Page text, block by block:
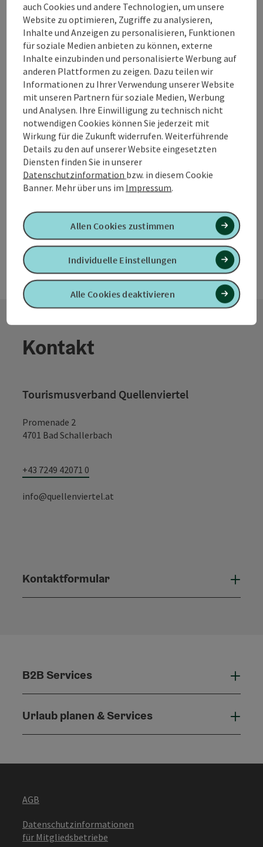
Studio W
Bei Studio W handelt es sich um ein Sportstudio in dem
betreute Trainingseinheiten in der Gruppe stattfinden.
Functional Training, Yoga, Zirkeltraining, Rückentraining,
Beweglichkeit-Kraft-Stabilität sowie Fit im Alter für die
Generation 60+ werden angeboten. Außerhalb der Gruppe
ist auch Personal Training nach Vereinbarung möglich.
Weng im Innkreis
Öffnungszeiten
Seite zurück 1 … 22
Kontakt
Tourismusverband Quellenviertel
Promenade 2
4701 Bad Schallerbach
+43 7249 42071 0
info@quellenviertel.at
Kontaktformular
B2B Services
Urlaub planen & Services
AGB
Datenschutzinformationen
für Mitgliedsbetriebe
auch Cookies und andere Technologien, um unsere
Website zu optimieren, Zugriffe zu analysieren,
Inhalte und Anzeigen zu personalisieren, Funktionen
für soziale Medien anbieten zu können, externe
Inhalte einzubinden und personalisierte Werbung auf
anderen Plattformen zu zeigen. Dazu teilen wir
Informationen zu Ihrer Verwendung unserer Website
mit unseren Partnern für soziale Medien, Werbung
und Analysen. Ihre Einwilligung zu technisch nicht
notwendigen Cookies können Sie jederzeit mit
Wirkung für die Zukunft widerrufen. Weiterführende
Details zu den auf unserer Website eingesetzten
Diensten finden Sie in unserer
Datenschutzinformation bzw. in diesem Cookie
Banner. Mehr über uns im Impressum.
Alle Cookies deaktivieren
Individuelle Einstellungen
Allen Cookies zustimmen